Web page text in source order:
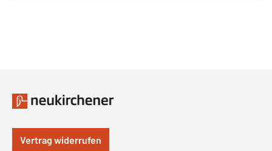
Vertrag widerrufen